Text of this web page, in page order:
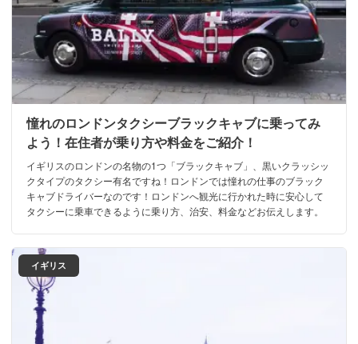
憧れのロンドンタクシーブラックキャブに乗ってみ
よう！在住者が乗り方や料金をご紹介！
イギリスのロンドンの名物の1つ「ブラックキャブ」、黒いクラッシッ
クタイプのタクシー有名ですね！ロンドンでは憧れの仕事のブラック
キャブドライバーなのです！ロンドンへ観光に行かれた時に安心して
タクシーに乗車できるように乗り方、治安、料金などお伝えします。
イギリス